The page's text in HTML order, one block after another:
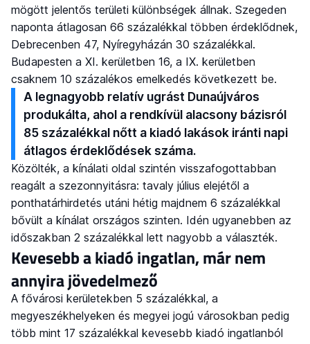
mögött jelentős területi különbségek állnak. Szegeden
naponta átlagosan 66 százalékkal többen érdeklődnek,
Debrecenben 47, Nyíregyházán 30 százalékkal.
Budapesten a XI. kerületben 16, a IX. kerületben
csaknem 10 százalékos emelkedés következett be.
A legnagyobb relatív ugrást Dunaújváros
produkálta, ahol a rendkívül alacsony bázisról
85 százalékkal nőtt a kiadó lakások iránti napi
átlagos érdeklődések száma.
Közölték, a kínálati oldal szintén visszafogottabban
reagált a szezonnyitásra: tavaly július elejétől a
ponthatárhirdetés utáni hétig majdnem 6 százalékkal
bővült a kínálat országos szinten. Idén ugyanebben az
időszakban 2 százalékkal lett nagyobb a választék.
Kevesebb a kiadó ingatlan, már nem
annyira jövedelmező
A fővárosi kerületekben 5 százalékkal, a
megyeszékhelyeken és megyei jogú városokban pedig
több mint 17 százalékkal kevesebb kiadó ingatlanból